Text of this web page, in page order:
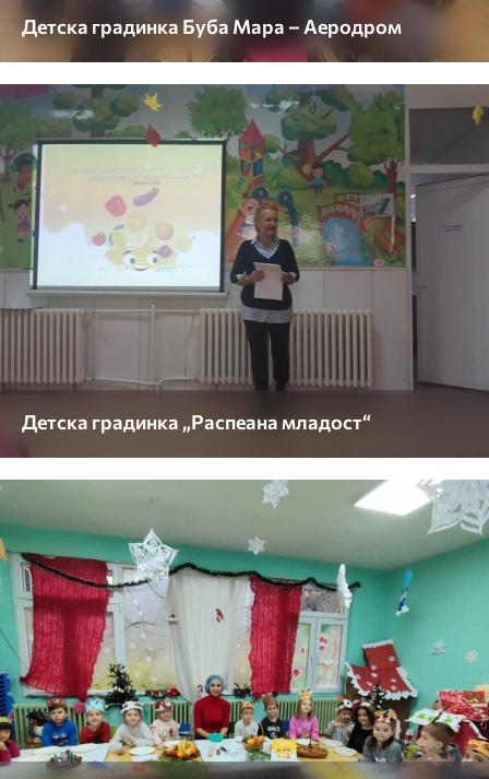
Детска градинка Буба Мара – Аеродром
Детска градинка „Распеана младост“